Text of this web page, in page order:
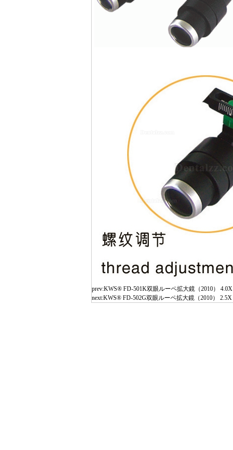
prev:KWS® FD-501K双眼ルーペ拡大鏡（2010） 4.0X
next:KWS® FD-502G双眼ルーペ拡大鏡（2010） 2.5X